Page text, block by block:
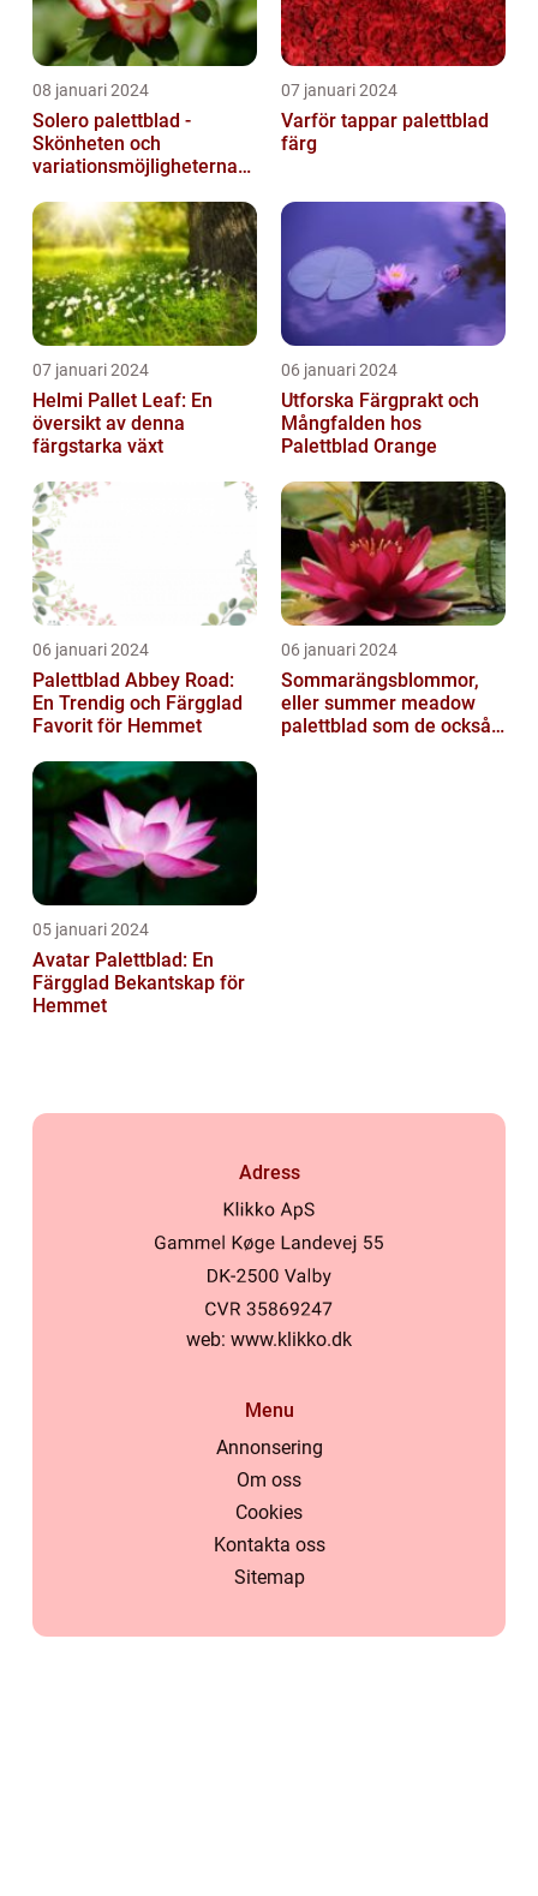
08 januari 2024
Solero palettblad -
Skönheten och
variationsmöjligheterna
07 januari 2024
Varför tappar palettblad
färg
07 januari 2024
Helmi Pallet Leaf: En
översikt av denna
färgstarka växt
06 januari 2024
Utforska Färgprakt och
Mångfalden hos
Palettblad Orange
06 januari 2024
Palettblad Abbey Road:
En Trendig och Färgglad
Favorit för Hemmet
06 januari 2024
Sommarängsblommor,
eller summer meadow
palettblad som de också
05 januari 2024
Avatar Palettblad: En
Färgglad Bekantskap för
Hemmet
Adress
web: www.klikko.dk
Menu
Annonsering
Om oss
Cookies
Kontakta oss
Sitemap